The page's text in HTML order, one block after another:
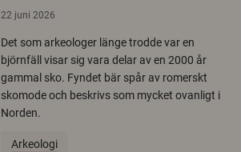
22 juni 2026
Det som arkeologer länge trodde var en
björnfäll visar sig vara delar av en 2000 år
gammal sko. Fyndet bär spår av romerskt
skomode och beskrivs som mycket ovanligt i
Norden.
Arkeologi